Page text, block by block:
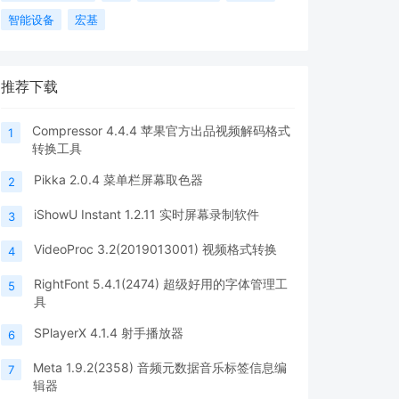
智能设备 宏基
推荐下载
1
Compressor 4.4.4 苹果官方出品视频解码格式
转换工具
2 Pikka 2.0.4 菜单栏屏幕取色器
3 iShowU Instant 1.2.11 实时屏幕录制软件
4 VideoProc 3.2(2019013001) 视频格式转换
5
RightFont 5.4.1(2474) 超级好用的字体管理工
具
6 SPlayerX 4.1.4 射手播放器
7
Meta 1.9.2(2358) 音频元数据音乐标签信息编
辑器